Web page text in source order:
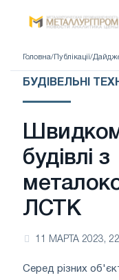
Головна/ Публікації/
БУДІВЕЛЬНІ
будівлі з
ЛСТК
11 МАРТА 2023,
Серед різних